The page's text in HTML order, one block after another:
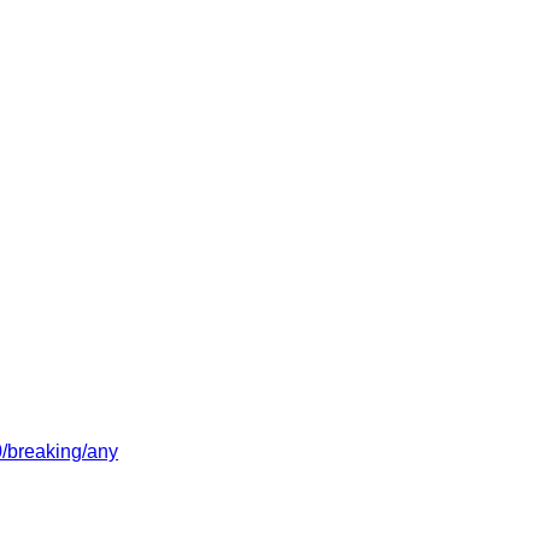
breaking/any